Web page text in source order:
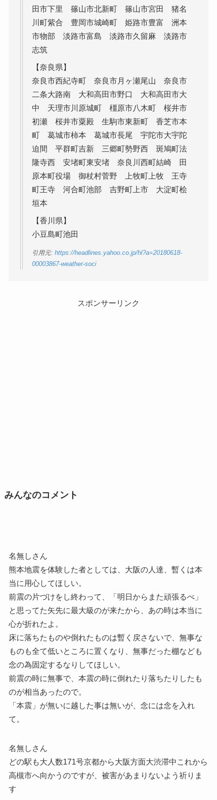
田市下里 篠山市北新町 篠山市宮田 猪名
川町紫合 豊岡市城崎町 姫路市豊富 洲本
市物部 淡路市富島 淡路市久留麻 淡路市
志筑
【奈良県】
奈良市西紀寺町 奈良市月ヶ瀬尾山 奈良市
二条大路南 大和高田市野口 大和高田市大
中 天理市川原城町 橿原市八木町 桜井市
初瀬 桜井市粟殿 生駒市東新町 香芝市本
町 葛城市柿本 葛城市長尾 宇陀市大宇陀
迫間 平群町吉新 三郷町勢野西 斑鳩町法
隆寺西 安堵町東安堵 奈良川西町結崎 田
原本町役場 御杖村菅野 上牧町上牧 王寺
町王寺 河合町池部 吉野町上市 大淀町桧
垣本
【香川県】
小豆島町池田
引用元: https://headlines.yahoo.co.jp/hl?a=20180618-
00003867-weather-soci
スポンサーリンク
みんなのコメント
名無しさん
熊本地震を体験した者としては、大阪の人達、暫くは本
当に用心してほしい。
前震の片づけをし終わって、「明日からまた頑張るべ」
と思ってた矢先に最大級のが来たから、あの時は本当に
心が折れたよ。
床に落ちたものや倒れたものは暫く戻さないで、無事な
ものも全て低いところに置くなり、無事だった棚なども
念の為固定するなりしてほしい。
前震の時に無事で、本震の時に倒れたり落ちたりしたも
のが相当あったので。
「本震」が無いに越した事は無いが、念には念を入れ
て。
名無しさん
どの駅も大人数171号京都から大阪方面大渋滞中これから
高槻市へ向かうのですが、被害があまりないよう祈りま
す